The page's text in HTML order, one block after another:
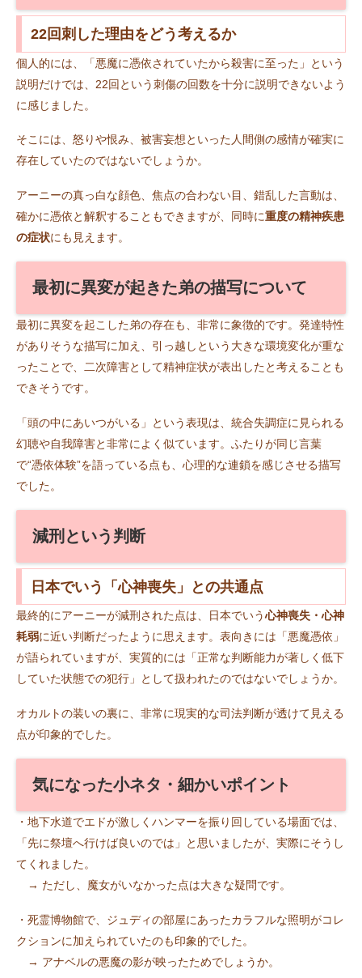
22回刺した理由をどう考えるか
個人的には、「悪魔に憑依されていたから殺害に至った」という
説明だけでは、22回という刺傷の回数を十分に説明できないよう
に感じました。
そこには、怒りや恨み、被害妄想といった人間側の感情が確実に
存在していたのではないでしょうか。
アーニーの真っ白な顔色、焦点の合わない目、錯乱した言動は、
確かに憑依と解釈することもできますが、同時に重度の精神疾患
の症状にも見えます。
最初に異変が起きた弟の描写について
最初に異変を起こした弟の存在も、非常に象徴的です。発達特性
がありそうな描写に加え、引っ越しという大きな環境変化が重な
ったことで、二次障害として精神症状が表出したと考えることも
できそうです。
「頭の中にあいつがいる」という表現は、統合失調症に見られる
幻聴や自我障害と非常によく似ています。ふたりが同じ言葉
で“憑依体験”を語っている点も、心理的な連鎖を感じさせる描写
でした。
減刑という判断
日本でいう「心神喪失」との共通点
最終的にアーニーが減刑された点は、日本でいう心神喪失・心神
耗弱に近い判断だったように思えます。表向きには「悪魔憑依」
が語られていますが、実質的には「正常な判断能力が著しく低下
していた状態での犯行」として扱われたのではないでしょうか。
オカルトの装いの裏に、非常に現実的な司法判断が透けて見える
点が印象的でした。
気になった小ネタ・細かいポイント
・地下水道でエドが激しくハンマーを振り回している場面では、
「先に祭壇へ行けば良いのでは」と思いましたが、実際にそうし
てくれました。
→ ただし、魔女がいなかった点は大きな疑問です。
・死霊博物館で、ジュディの部屋にあったカラフルな照明がコレ
クションに加えられていたのも印象的でした。
→ アナベルの悪魔の影が映ったためでしょうか。